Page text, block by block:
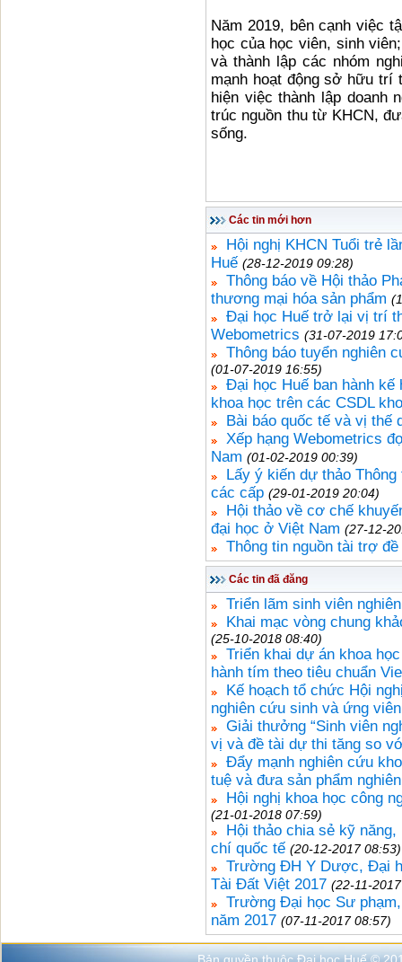
Năm 2019, bên cạnh việc
học của học viên, sinh
và thành lập các nhóm
mạnh hoạt động sở hữu trí
hiện việc thành lập doanh
trúc nguồn thu từ KHCN,
sống.
Các tin mới hơn
Hội nghị KHCN Tuổi trẻ
Huế (28-12-2019 09:28)
Thông báo về Hội thảo
thương mại hóa sản phẩm
Đại học Huế trở lại vị trí
Webometrics (31-07-2019
Thông báo tuyển nghiên
(01-07-2019 16:55)
Đại học Huế ban hành kế
khoa học trên các CSDL
Bài báo quốc tế và vị thế
Xếp hạng Webometrics
Nam (01-02-2019 00:39)
Lấy ý kiến dự thảo
các cấp (29-01-2019 20:04)
Hội thảo về cơ chế
đại học ở Việt Nam (27-12-
Thông tin nguồn tài trợ
Các tin đã đăng
Triển lãm sinh viên
Khai mạc vòng chung
(25-10-2018 08:40)
Triển khai dự án khoa
hành tím theo tiêu chuẩn
Kế hoạch tổ chức Hội
nghiên cứu sinh và ứng
Giải thưởng “Sinh viên
vị và đề tài dự thi tăng so
Đẩy mạnh nghiên cứu
tuệ và đưa sản phẩm
Hội nghị khoa học công
(21-01-2018 07:59)
Hội thảo chia sẻ kỹ
chí quốc tế (20-12-2017 08:53)
Trường ĐH Y Dược, Đại
Tài Đất Việt 2017 (22-11-
Trường Đại học Sư
năm 2017 (07-11-2017 08:57)